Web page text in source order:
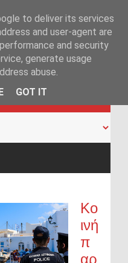
Κο
ινή
π
αρ
to deliver its services
and user-agent are
and security
generate usage
abuse.
GOT IT